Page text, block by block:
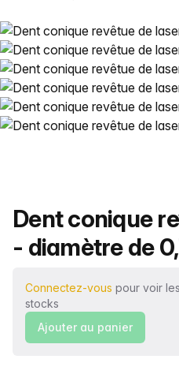
Nom du
Dent conique
- diamètre de
Connectez-vous pour voir
stocks
Ajouter au panier